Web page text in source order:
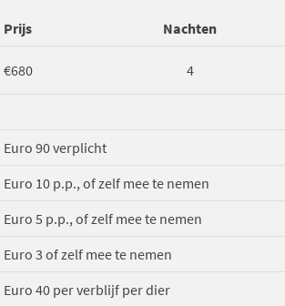
Prijs Nachten
€680 4
Euro 90 verplicht
Euro 10 p.p., of zelf mee te nemen
Euro 5 p.p., of zelf mee te nemen
Euro 3 of zelf mee te nemen
Euro 40 per verblijf per dier